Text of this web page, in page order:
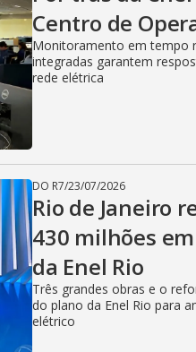
i
d
e
o
Centro de
Monitoramento em tempo
integradas garantem
rede elétrica
DO R7/23/07/2026
Rio de Janeiro
430 milhões
da Enel Rio
Três grandes obras e o
do plano da Enel Rio para
elétrico